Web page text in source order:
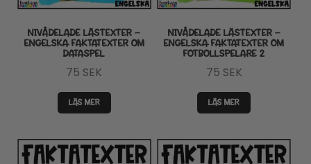
NIVÅDELADE LÄSTEXTER –
ENGELSKA FAKTATEXTER OM
DATASPEL
75 SEK
LÄS MER
NIVÅDELADE LÄSTEXTER –
ENGELSKA FAKTATEXTER OM
FOTBOLLSPELARE 2
75 SEK
LÄS MER